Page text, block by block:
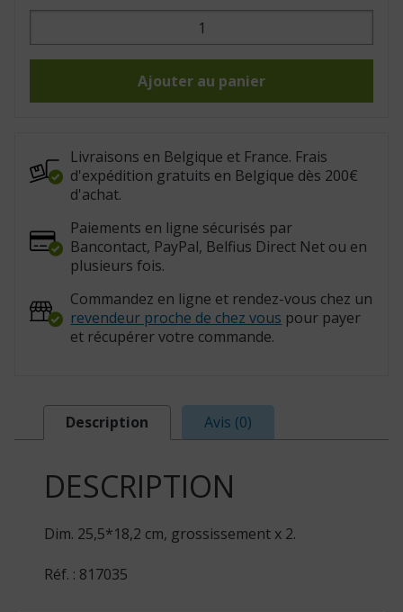
quantité
Lot
(Réf.
Ajouter au panier
Livraisons en Belgique et France. Frais
d'expédition gratuits en Belgique dès 200€
d'achat.
Paiements en ligne sécurisés par
Bancontact, PayPal, Belfius Direct Net ou en
plusieurs fois.
Commandez en ligne et rendez-vous chez un
revendeur proche de chez vous pour payer
et récupérer votre commande.
Description Avis (0)
DESCRIPTION
Dim. 25,5*18,2 cm, grossissement x 2.
Réf. : 817035